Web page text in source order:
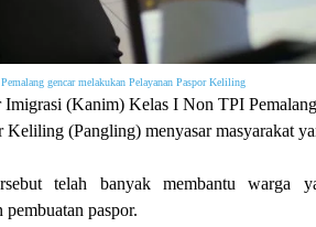
gencar melakukan Pelayanan Paspor Keliling
(Kanim) Kelas I Non TPI
Keliling (Pangling) menyasar masyarakat
telah banyak membantu warga
paspor.